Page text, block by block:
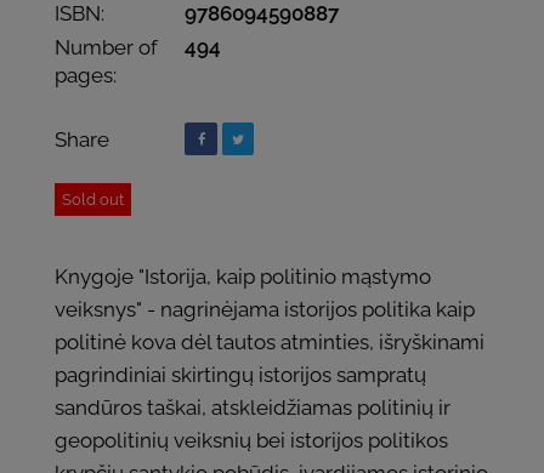
ISBN:
9786094590887
Number of
pages:
494
Share
Sold out
Knygoje "Istorija, kaip politinio mąstymo
veiksnys" - nagrinėjama istorijos politika kaip
politinė kova dėl tautos atminties, išryškinami
pagrindiniai skirtingų istorijos sampratų
sandūros taškai, atskleidžiamas politinių ir
geopolitinių veiksnių bei istorijos politikos